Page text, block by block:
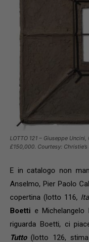
LOTTO 121 – Giuseppe
£150,000. Courtesy: Christie’s
E in catalogo non
Anselmo, Pier Paolo
copertina (lotto 116,
Boetti e
riguarda Boetti, ci
Tutto(lotto 126, stima